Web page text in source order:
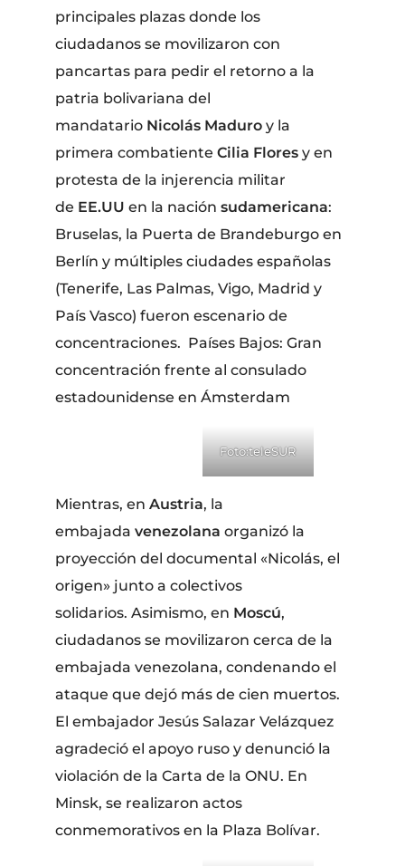
principales plazas donde los
ciudadanos se movilizaron con
pancartas para pedir el retorno a la
patria bolivariana del
mandatario Nicolás Maduroy la
primera combatienteCilia Floresy en
protesta de la injerencia militar
de EE.UUen la naciónsudamericana:
Bruselas, la Puerta de Brandeburgo en
Berlín y múltiples ciudades españolas
(Tenerife, Las Palmas, Vigo, Madrid y
País Vasco) fueron escenario de
concentraciones. Países Bajos: Gran
concentración frente al consulado
estadounidense en Ámsterdam
Foto:teleSUR
Mientras, enAustria, la
embajadavenezolanaorganizó la
proyección del documental «Nicolás, el
origen» junto a colectivos
solidarios. Asimismo, en Moscú,
ciudadanos se movilizaron cerca de la
embajada venezolana, condenando el
ataque que dejó más de cien muertos.
El embajador Jesús Salazar Velázquez
agradeció el apoyo ruso y denunció la
violación de la Carta de la ONU. En
Minsk, se realizaron actos
conmemorativos en la Plaza Bolívar.